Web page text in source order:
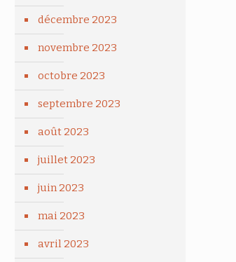
décembre 2023
novembre 2023
octobre 2023
septembre 2023
août 2023
juillet 2023
juin 2023
mai 2023
avril 2023